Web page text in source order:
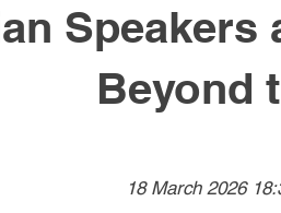
Beyond
18 March 2026